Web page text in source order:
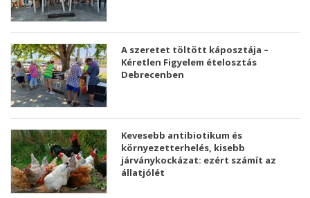
A szeretet töltött káposztája –
Kéretlen Figyelem ételosztás
Debrecenben
Kevesebb antibiotikum és
környezetterhelés, kisebb
járványkockázat: ezért számít az
állatjólét